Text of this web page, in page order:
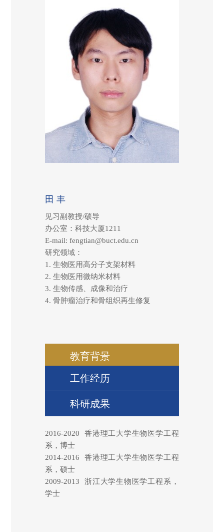
田 丰
见习副教授/硕导
办公室：科技大厦1211
E-mail: fengtian@buct.edu.cn
研究领域：
1.生物医用高分子支架材料
2.生物医用微纳米材料
3.生物传感、成像和治疗
4.骨肿瘤治疗和骨组织再生修复
教育背景
工作经历
科研成果
2016-2020
香港理工大学生物医学工程
系，博士
2014-2016
香港理工大学生物医学工程
系，硕士
2009-2013
浙江大学生物医学工程系，
学士